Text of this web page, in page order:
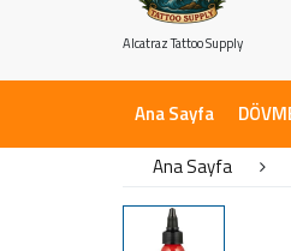
Alcatraz Tattoo Supply
Ana Sayfa
Ana Sayfa